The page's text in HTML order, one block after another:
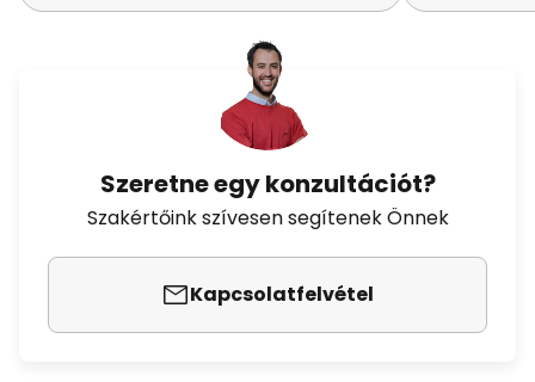
Szeretne egy konzultációt?
Szakértőink szívesen segítenek Önnek
Kapcsolatfelvétel